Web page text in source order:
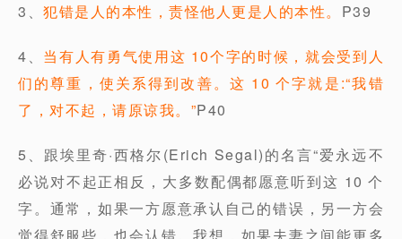
3、 犯错是人的本性，责怪他人更是人的本性。 P39
4、 当有人有勇气使用这 10个字的时候，就会受到人
们的尊重，使关系得到改善。这 10 个字就是:“我错
了，对不起，请原谅我。”P40
5、跟埃里奇·西格尔(Erich Segal)的名言“爱永远不
必说对不起正相反，大多数配偶都愿意听到这 10 个
字。通常，如果一方愿意承认自己的错误，另一方会